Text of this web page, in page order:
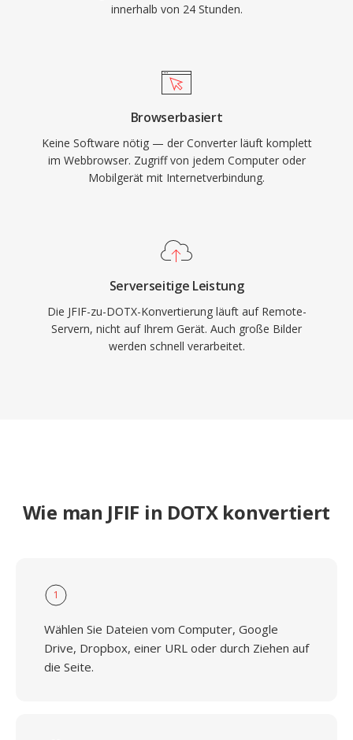
innerhalb von 24 Stunden.
Browserbasiert
Keine Software nötig — der Converter läuft komplett
im Webbrowser. Zugriff von jedem Computer oder
Mobilgerät mit Internetverbindung.
Serverseitige Leistung
Die JFIF-zu-DOTX-Konvertierung läuft auf Remote-
Servern, nicht auf Ihrem Gerät. Auch große Bilder
werden schnell verarbeitet.
Wie man JFIF in DOTX konvertiert
1
Wählen Sie Dateien vom Computer, Google
Drive, Dropbox, einer URL oder durch Ziehen auf
die Seite.